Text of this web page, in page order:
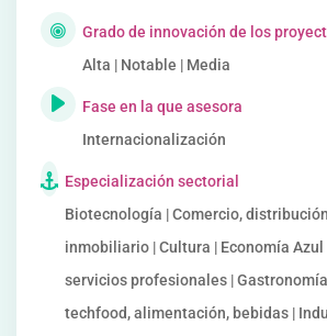
Grado de innovación de los
Alta | Notable | Media
Fase en la que asesora
Internacionalización
Especialización sectorial
Biotecnología | Comercio,
inmobiliario | Cultura | Economía Azul
servicios profesionales |
techfood, alimentación, bebidas |